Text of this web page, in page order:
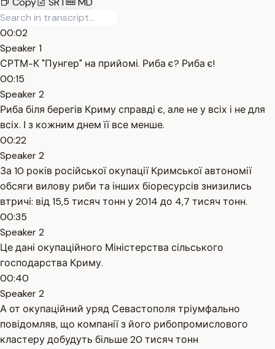
00:02
Speaker 1
СРТМ-К "Пунгер" на прийомі. Риба є? Риба є!
00:15
Speaker 2
Риба біля берегів Криму справді є, але не у всіх і не для
всіх. І з кожним днем її все менше.
00:22
Speaker 2
За 10 років російської окупації Кримської автономії
обсяги вилову риби та інших біоресурсів знизились
втричі: від 15,5 тисяч тонн у 2014 до 4,7 тисяч тонн.
00:35
Speaker 2
Це дані окупаційного Міністерства сільського
господарства Криму.
00:40
Speaker 2
А от окупаційний уряд Севастополя тріумфально
повідомляв, що компанії з його рибопромислового
кластеру добудуть більше 20 тисяч тонн